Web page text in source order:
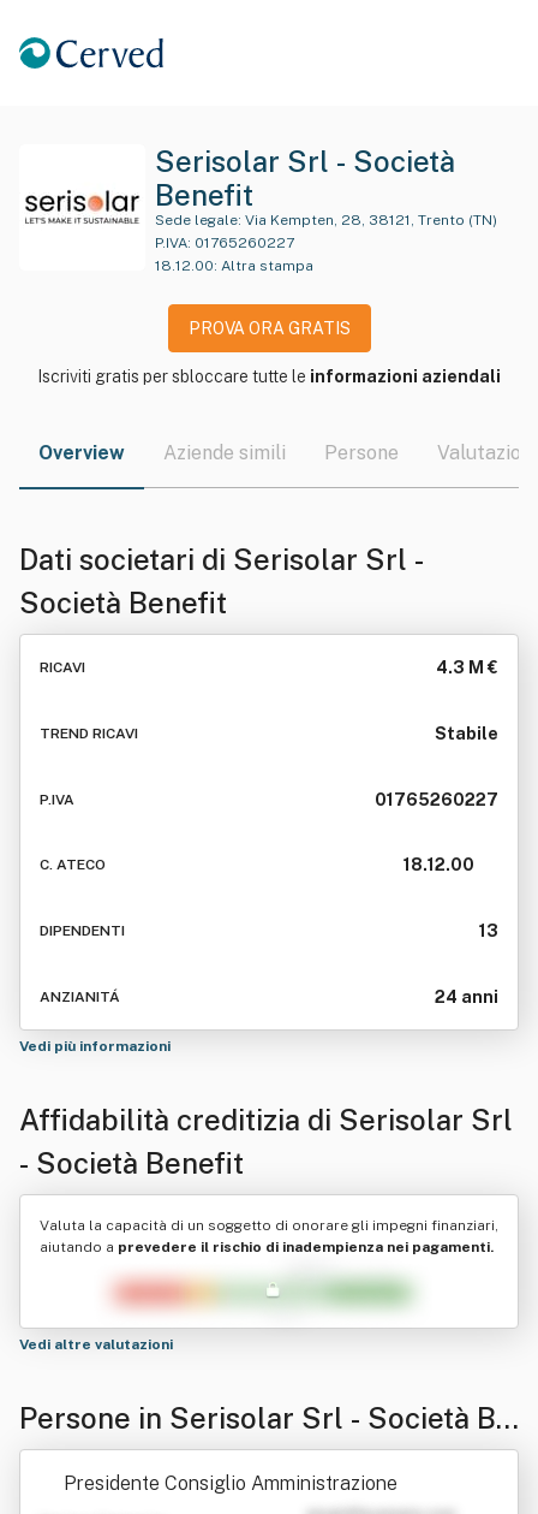
Serisolar Srl - Società
Benefit
Sede legale: Via Kempten, 28, 38121, Trento (TN)
P.IVA: 01765260227
18.12.00: Altra stampa
PROVA ORA GRATIS
Iscriviti gratis per sbloccare tutte le informazioni aziendali
Overview Aziende simili Persone Valutazioni
Dati societari di Serisolar Srl -
Società Benefit
RICAVI 4.3 M €
TREND RICAVI Stabile
P.IVA 01765260227
C. ATECO 18.12.00
DIPENDENTI 13
ANZIANITÁ 24 anni
Vedi più informazioni
Affidabilità creditizia di Serisolar Srl
- Società Benefit
Valuta la capacità di un soggetto di onorare gli impegni finanziari,
aiutando a prevedere il rischio di inadempienza nei pagamenti.
Vedi altre valutazioni
Persone in Serisolar Srl - Società Be
nefit
Presidente Consiglio Amministrazione